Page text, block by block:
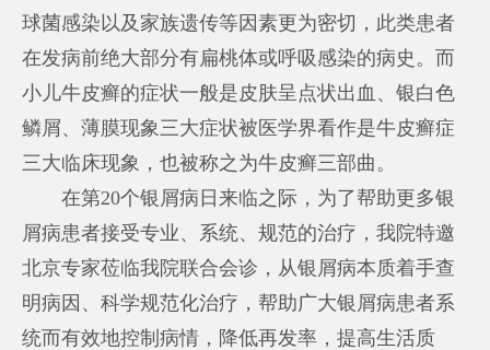
球菌感染以及家族遗传等因素更为密切，此类患者
在发病前绝大部分有扁桃体或呼吸感染的病史。而
小儿牛皮癣的症状一般是皮肤呈点状出血、银白色
鳞屑、薄膜现象三大症状被医学界看作是牛皮癣症
三大临床现象，也被称之为牛皮癣三部曲。
在第20个银屑病日来临之际，为了帮助更多银
屑病患者接受专业、系统、规范的治疗，我院特邀
北京专家莅临我院联合会诊，从银屑病本质着手查
明病因、科学规范化治疗，帮助广大银屑病患者系
统而有效地控制病情，降低再发率，提高生活质